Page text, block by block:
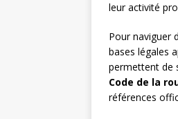
leur activité
Pour naviguer
bases légales
permettent de
Code de la
références